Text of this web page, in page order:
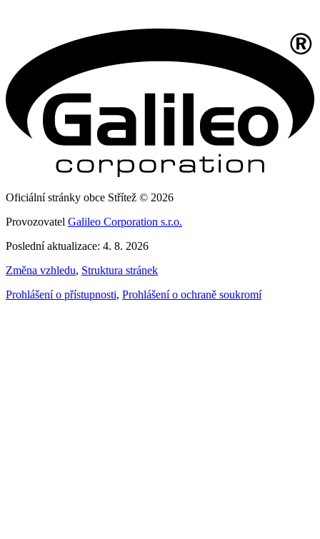
Oficiální stránky obce Střítež © 2026
Provozovatel Galileo Corporation s.r.o.
Poslední aktualizace: 4. 8. 2026
Změna vzhledu, Struktura stránek
Prohlášení o přístupnosti, Prohlášení o ochraně soukromí